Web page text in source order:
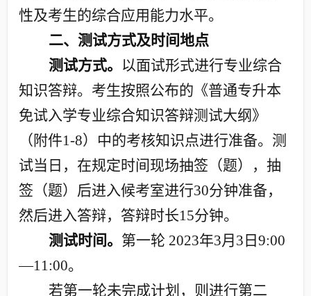
性及考生的综合应用能力水平。
二、测试方式及时间地点
测试方式。 以面试形式进行专业综合
知识答辩。考生按照公布的《普通专升本
免试入学专业综合知识答辩测试大纲》
（附件1-8）中的考核知识点进行准备。测
试当日，在规定时间现场抽签（题），抽
签（题）后进入候考室进行30分钟准备，
然后进入答辩，答辩时长15分钟。
测试时间。 第一轮 2023年3月 3 日 9:00
—11:00。
若第一轮未完成计划，则进行第二